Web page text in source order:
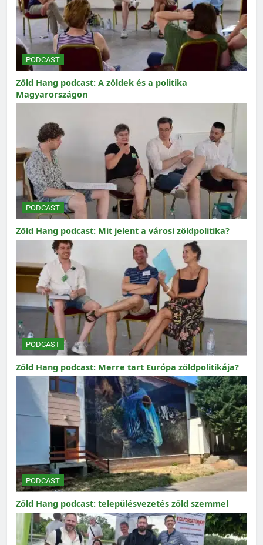
PODCAST
Zöld Hang podcast: A zöldek és a politika
Magyarországon
PODCAST
Zöld Hang podcast: Mit jelent a városi zöldpolitika?
PODCAST
Zöld Hang podcast: Merre tart Európa zöldpolitikája?
PODCAST
Zöld Hang podcast: településvezetés zöld szemmel